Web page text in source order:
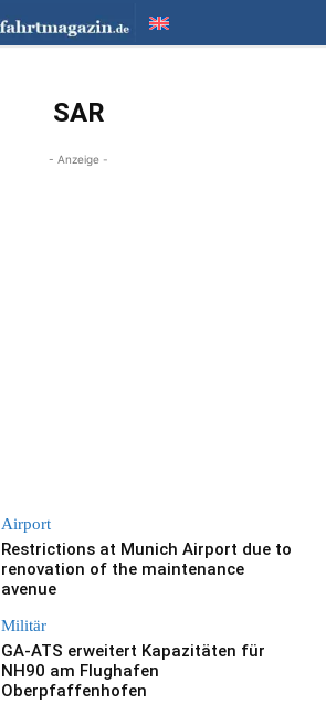
SAR
- Anzeige -
Airport
Restrictions at Munich Airport due to
renovation of the maintenance
avenue
Militär
GA-ATS erweitert Kapazitäten für
NH90 am Flughafen
Oberpfaffenhofen